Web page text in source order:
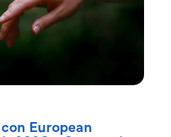
European